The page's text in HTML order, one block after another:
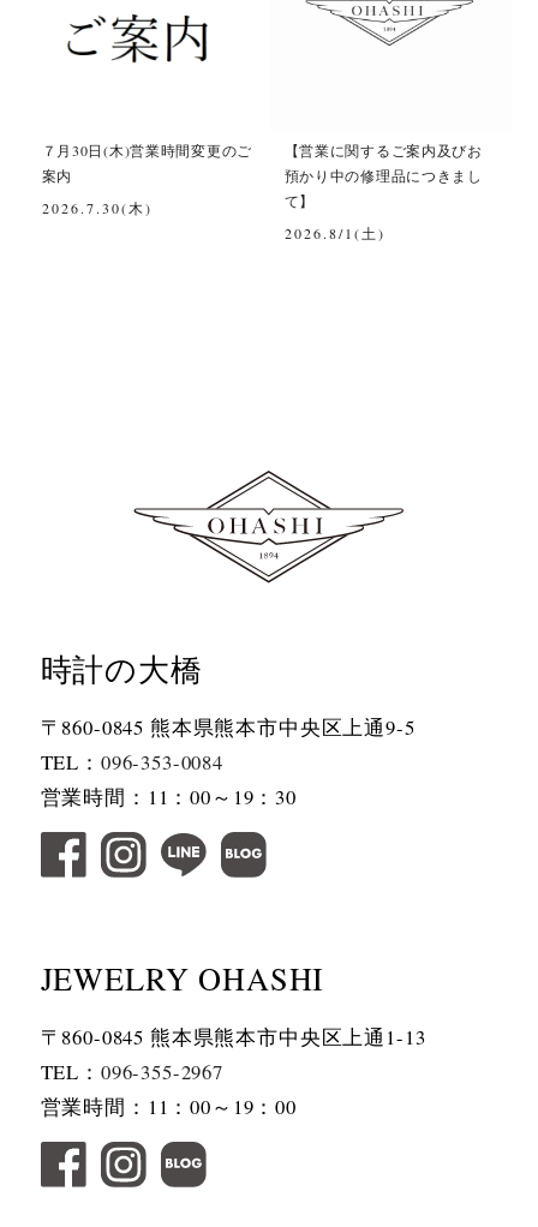
７月30日(木)営業時間変更のご
案内
2026.7.30(木)
【営業に関するご案内及びお
預かり中の修理品につきまし
て】
2026.8/1(土)
時計の大橋
〒860-0845 熊本県熊本市中央区上通9-5
TEL： 096-353-0084
営業時間：11：00～19：30
JEWELRY OHASHI
〒860-0845 熊本県熊本市中央区上通1-13
TEL： 096-355-2967
営業時間：11：00～19：00